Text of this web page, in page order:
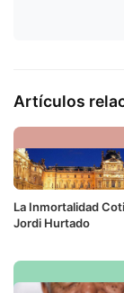
Artículos
La Inmortalidad
Jordi Hurtado